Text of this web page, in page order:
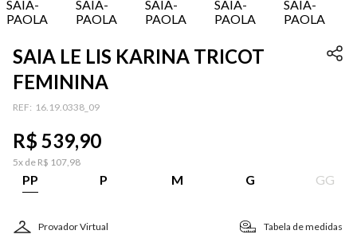
10% OFF NA PRIMEIRA COMPRA*
SAIA LE LIS KARINA TRICOT
FEMININA
: 16.19.0338_09
R$ 539,90
5x de R$ 107,98
PP P M G GG
Provador Virtual Tabela de medidas